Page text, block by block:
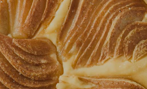
Naslovnica